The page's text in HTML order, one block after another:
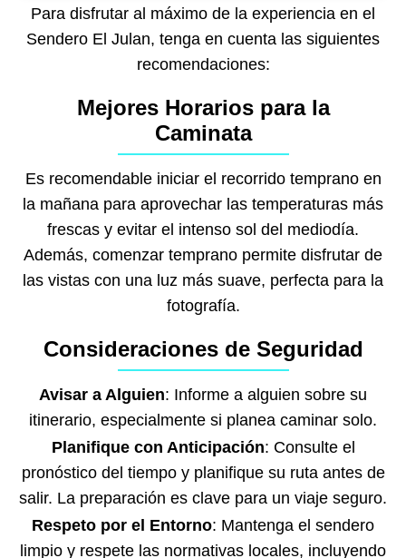
Para disfrutar al máximo de la experiencia en el
Sendero El Julan, tenga en cuenta las siguientes
recomendaciones:
Mejores Horarios para la
Caminata
Es recomendable iniciar el recorrido temprano en
la mañana para aprovechar las temperaturas más
frescas y evitar el intenso sol del mediodía.
Además, comenzar temprano permite disfrutar de
las vistas con una luz más suave, perfecta para la
fotografía.
Consideraciones de Seguridad
Avisar a Alguien: Informe a alguien sobre su
itinerario, especialmente si planea caminar solo.
Planifique con Anticipación: Consulte el
pronóstico del tiempo y planifique su ruta antes de
salir. La preparación es clave para un viaje seguro.
Respeto por el Entorno: Mantenga el sendero
limpio y respete las normativas locales, incluyendo